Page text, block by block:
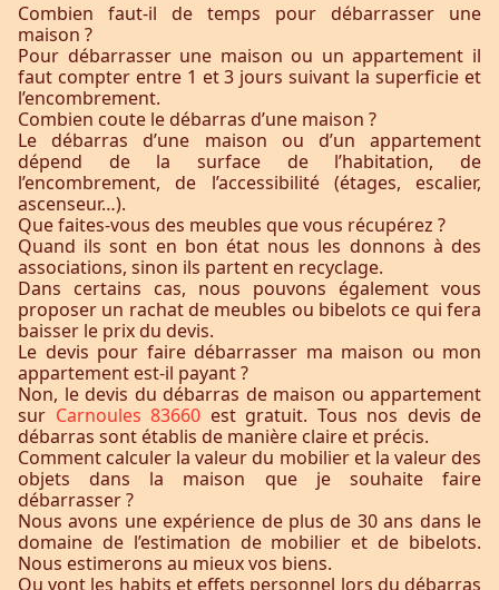
Combien faut-il de temps pour débarrasser une
maison ?
Pour débarrasser une maison ou un appartement il
faut compter entre 1 et 3 jours suivant la superficie et
l’encombrement.
Combien coute le débarras d’une maison ?
Le débarras d’une maison ou d’un appartement
dépend de la surface de l’habitation, de
l’encombrement, de l’accessibilité (étages, escalier,
ascenseur…).
Que faites-vous des meubles que vous récupérez ?
Quand ils sont en bon état nous les donnons à des
associations, sinon ils partent en recyclage.
Dans certains cas, nous pouvons également vous
proposer un rachat de meubles ou bibelots ce qui fera
baisser le prix du devis.
Le devis pour faire débarrasser ma maison ou mon
appartement est-il payant ?
Non, le devis du débarras de maison ou appartement
sur Carnoules 83660 est gratuit. Tous nos devis de
débarras sont établis de manière claire et précis.
Comment calculer la valeur du mobilier et la valeur des
objets dans la maison que je souhaite faire
débarrasser ?
Nous avons une expérience de plus de 30 ans dans le
domaine de l’estimation de mobilier et de bibelots.
Nous estimerons au mieux vos biens.
Ou vont les habits et effets personnel lors du débarras